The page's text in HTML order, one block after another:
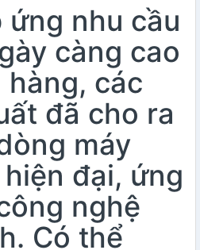
ứng nhu cầu
càng cao
hàng, các
đã cho ra
máy
đại, ứng
nghệ
Có thể